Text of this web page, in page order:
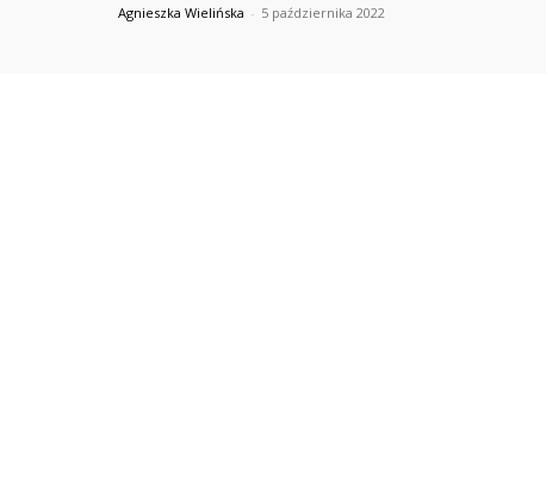
Agnieszka Wielińska - 5 października 2022